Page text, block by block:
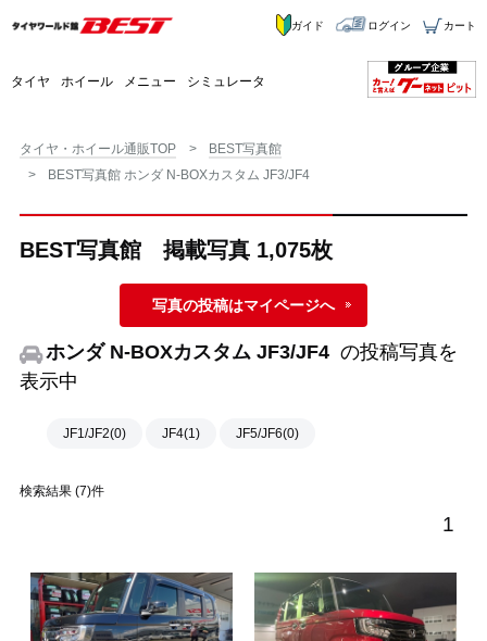
タイヤ ホイール メニュー シミュレータ
ガイド ログイン カート
タイヤ・ホイール通販TOP
BEST写真館
BEST写真館 ホンダ N-BOXカスタム JF3/JF4
BEST写真館 掲載写真 1,075枚
写真の投稿はマイページへ
ホンダ N-BOXカスタム JF3/JF4 の投稿写真を
表示中
JF1/JF2(0) JF4(1) JF5/JF6(0)
検索結果 (7)件
1